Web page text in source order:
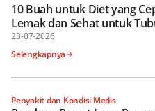
10 Buah untuk Diet yang
Lemak dan Sehat untuk
23-07-2026
Selengkapnya
Penyakit dan Kondisi Medis